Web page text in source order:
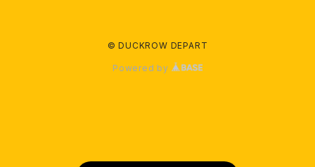
© DUCKROW DEPART
Powered by